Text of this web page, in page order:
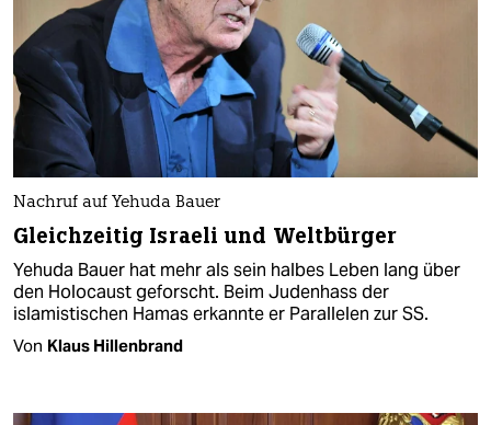
Nachruf auf Yehuda Bauer
Gleichzeitig Israeli und Weltbürger
Yehuda Bauer hat mehr als sein halbes Leben lang über
den Holocaust geforscht. Beim Judenhass der
islamistischen Hamas erkannte er Parallelen zur SS.
Von Klaus Hillenbrand